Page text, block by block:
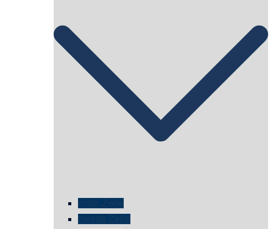
erste Zelle
zweite Zelle